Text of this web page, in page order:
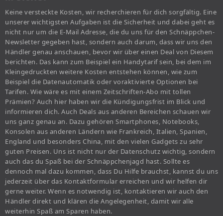
Keine versteckte Kosten, wir recherchieren für dich sorgfältig. Eine
unserer wichtigsten Aufgaben ist die Sicherheit und dabei geht es
nicht nur um die E-Mail Adresse, die du uns für den Schnäppchen-
Newsletter gegeben hast, sondern auch darum, dass wir uns den
Händler genau anschauen, bevor wir über einen Deal von Diesem
berichten. Das kann zum Beispiel ein Handytarif sein, bei dem im
Kleingedruckten weitere Kosten entstehen können, wie zum
Beispiel die Datenautomatik oder voraktivierte Optionen bei
Tarifen. Wie wäre es mit einem Zeitschriften-Abo mit tollen
Prämien? Auch hier haben wir die Kündigungsfrist im Blick und
informieren dich. Auch Deals aus anderen Bereichen schauen wir
uns ganz genau an. Dazu gehören Smartphones, Notebooks,
Konsolen aus anderen Ländern wie Frankreich, Italien, Spanien,
England und besonders China, mit den vielen Gadgets zu sehr
guten Preisen. Uns ist nicht nur der Datenschutz wichtig, sondern
auch das du Spaß bei der Schnäppchenjagd hast. Sollte es
dennoch mal dazu kommen, dass Du Hilfe brauchst, kannst du uns
jederzeit über das Kontaktformular erreichen und wir helfen dir
gerne weiter. Wenn es notwendig ist, kontaktieren wir auch den
Händler direkt und klären die Angelegenheit, damit wir alle
weiterhin Spaß am Sparen haben.